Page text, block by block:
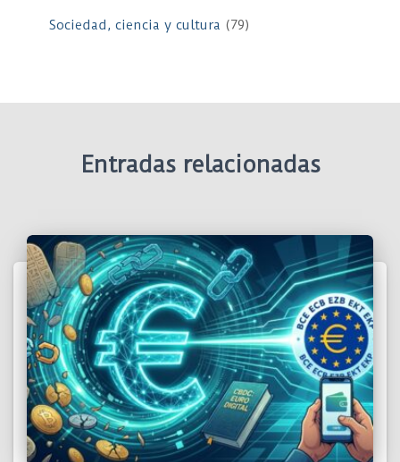
Sociedad, ciencia y cultura (79)
Entradas relacionadas